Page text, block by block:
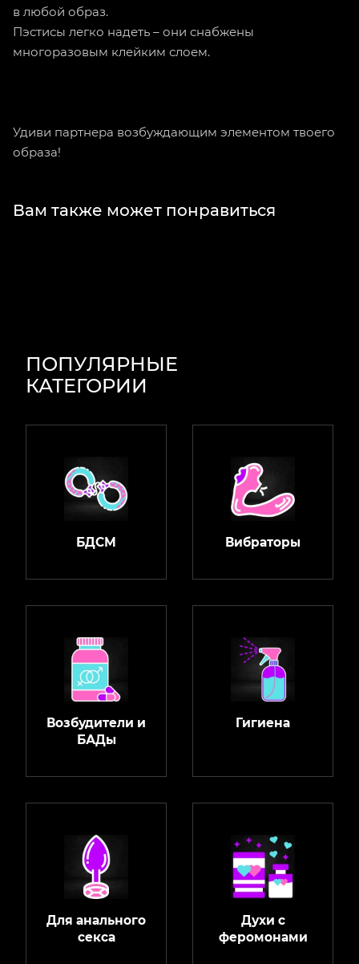
в любой образ.
Пэстисы легко надеть – они снабжены
многоразовым клейким слоем.
Удиви партнера возбуждающим элементом твоего
образа!
Вам также может понравиться
ПОПУЛЯРНЫЕ
КАТЕГОРИИ
БДСМ Вибраторы
Возбудители и
БАДы
Гигиена
Для анального
секса
Духи с
феромонами